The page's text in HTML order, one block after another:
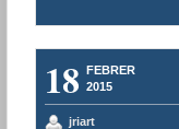
18 FEBRER
2015
jriart